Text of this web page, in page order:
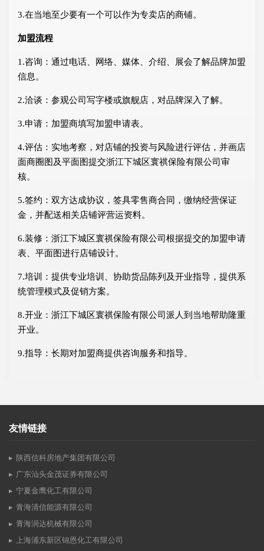
3.在当地至少要有一个可以作为专卖店的商铺。
加盟流程
1.咨询：通过电话、网络、媒体、介绍、展会了解品牌加盟
信息。
2.洽谈：参观公司写字楼或旗舰店，对品牌深入了解。
3.申请：加盟商填写加盟申请表。
4.评估：实地考察，对店铺的投资与风险进行评估，并画店
面商圈图及平面图提交浙江下城区寰祺保险有限公司审
核。
5.签约：双方达成协议，签具零售商合同，缴纳经营保证
金，并配送相关店铺评营运资料。
6.装修：浙江下城区寰祺保险有限公司根据提交的加盟申请
表、平面图进行店铺设计。
7.培训：提供专业培训、协助货品陈列及开业指导，提供系
统管理模式及促销方案。
8.开业：浙江下城区寰祺保险有限公司派人到当地帮助隆重
开业。
9.指导：长期对加盟商提供咨询服务和指导。
友情链接
陕西信科房地产集团有限公司
广东汕头金茂证券有限公司
宁夏金鹰化工有限公司
青海清信能源有限公司
青海润达机械有限公司
上海浦东新区锦恩化工有限公司